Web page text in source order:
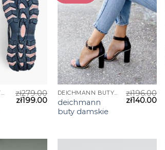
DEICHMANN BUTY DAMSKIE zł279.00
zł199.00
DEICHMANN BUTY DAMSKIE
deichmann
buty damskie
zł196.00
zł140.00